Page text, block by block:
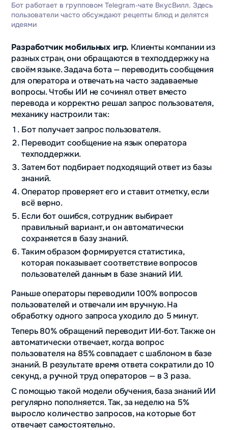
Бот работает в групповом Telegram‑чате ВкусВилл. Здесь
пользователи часто обсуждают рецепты блюд и делятся
идеями
Разработчик мобильных игр. Клиенты компании из
разных стран, они обращаются в техподдержку на
своём языке. Задача бота — переводить сообщения
для оператора и отвечать на часто задаваемые
вопросы. Чтобы ИИ не сочинял ответ вместо
перевода и корректно решал запрос пользователя,
механику настроили так:
Бот получает запрос пользователя.
Переводит сообщение на язык оператора
техподдержки.
Затем бот подбирает подходящий ответ из базы
знаний.
Оператор проверяет его и ставит отметку, если
всё верно.
Если бот ошибся, сотрудник выбирает
правильный вариант, и он автоматически
сохраняется в базу знаний.
Таким образом формируется статистика,
которая показывает соответствие вопросов
пользователей данным в базе знаний ИИ.
Раньше операторы переводили 100% вопросов
пользователей и отвечали им вручную. На
обработку одного запроса уходило до 5 минут.
Теперь 80% обращений переводит ИИ‑бот. Также он
автоматически отвечает, когда вопрос
пользователя на 85% совпадает с шаблоном в базе
знаний. В результате время ответа сократили до 10
секунд, а ручной труд операторов — в 3 раза.
С помощью такой модели обучения, база знаний ИИ
регулярно пополняется. Так, за неделю на 5%
выросло количество запросов, на которые бот
отвечает самостоятельно.